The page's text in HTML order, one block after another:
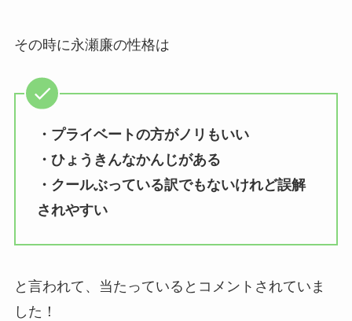
その時に永瀬廉の性格は
・プライベートの方がノリもいい
・ひょうきんなかんじがある
・クールぶっている訳でもないけれど誤解
されやすい
と言われて、当たっているとコメントされていま
した！